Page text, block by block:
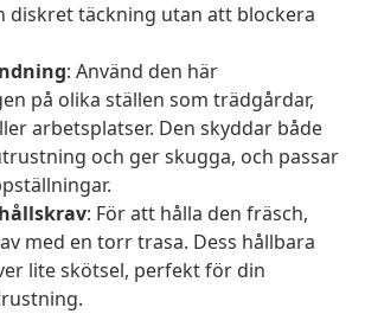
diskret täckning utan att blockera
: Använd den här
på olika ställen som trädgårdar,
arbetsplatser. Den skyddar både
och ger skugga, och passar
: För att hålla den fräsch,
med en torr trasa. Dess hållbara
lite skötsel, perfekt för din